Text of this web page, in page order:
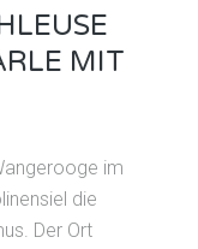
MIT
im
die
Der Ort